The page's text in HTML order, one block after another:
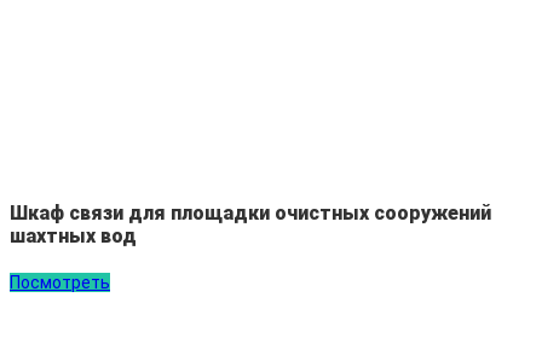
Шкаф связи для площадки очистных сооружений
шахтных вод
Посмотреть